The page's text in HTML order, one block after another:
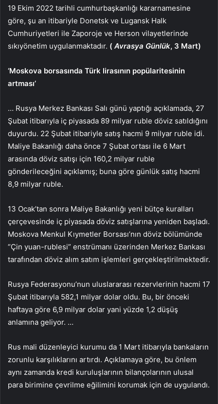
19 Ekim 2022 tarihli cumhurbaşkanlığı kararnamesine
göre, şu an itibariyle Donetsk ve Lugansk Halk
Cumhuriyetleri ile Zaporoje ve Herson vilayetlerinde
sıkıyönetim uygulanmaktadır. ( Avrasya Günlük, 3 Mart)
‘Moskova borsasında Türk lirasının popülaritesinin
artması’
… Rusya Merkez Bankası Salı günü yaptığı açıklamada, 27
Şubat itibarıyla iç piyasada 89 milyar ruble döviz satıldığını
duyurdu. 22 Şubat itibariyle satış hacmi 9 milyar ruble idi.
Maliye Bakanlığı daha önce 7 Şubat ortası ile 6 Mart
arasında döviz satışı için 160,2 milyar ruble
gönderileceğini açıklamış; buna göre günlük satış hacmi
8,9 milyar ruble.
13 Ocak’tan sonra Maliye Bakanlığı yeni bütçe kuralları
çerçevesinde iç piyasada döviz satışlarına yeniden başladı.
Moskova Menkul Kıymetler Borsası’nın döviz bölümünde
“Çin yuan-rublesi” enstrümanı üzerinden Merkez Bankası
tarafından döviz alım satım işlemleri gerçekleştirilmektedir.
Rusya Federasyonu’nun uluslararası rezervlerinin hacmi 17
Şubat itibarıyla 582,1 milyar dolar oldu. Bu, bir önceki
haftaya göre 6,9 ​​milyar dolar yani yüzde 1,2 düşüş
anlamına geliyor. …
Rus mali düzenleyici kurumu da 1 Mart itibarıyla bankaların
zorunlu karşılıklarını artırdı. Açıklamaya göre, bu önlem
aynı zamanda kredi kuruluşlarının bilançolarının ulusal
para birimine çevrilme eğilimini korumak için de uygulandı.